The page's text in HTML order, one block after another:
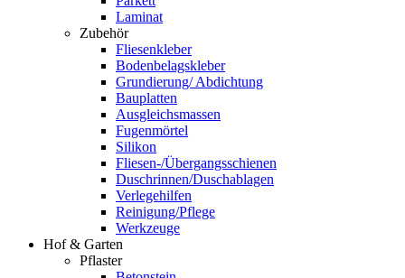
Laminat
Zubehör
Fliesenkleber
Bodenbelagskleber
Grundierung/ Abdichtung
Bauplatten
Ausgleichsmassen
Fugenmörtel
Silikon
Fliesen-/Übergangsschienen
Duschrinnen/Duschablagen
Verlegehilfen
Reinigung/Pflege
Werkzeuge
Hof & Garten
Pflaster